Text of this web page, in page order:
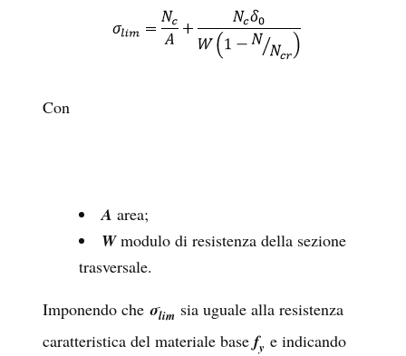
Con
A area;
W modulo di resistenza della sezione
trasversale.
Imponendo che σlim sia uguale alla resistenza
caratteristica del materiale base fy e indicando